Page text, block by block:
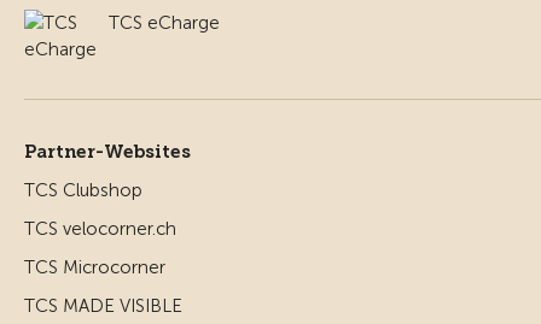
TCS eCharge
Partner-Websites
TCS Clubshop
TCS velocorner.ch
TCS Microcorner
TCS MADE VISIBLE